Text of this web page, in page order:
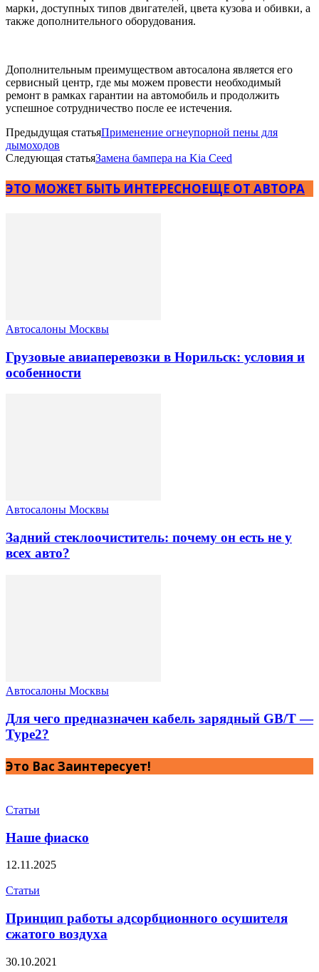
марки, доступных типов двигателей, цвета кузова и обивки, а
также дополнительного оборудования.
Дополнительным преимуществом автосалона является его
сервисный центр, где мы можем провести необходимый
ремонт в рамках гарантии на автомобиль и продолжить
успешное сотрудничество после ее истечения.
Предыдущая статьяПрименение огнеупорной пены для
дымоходов
Следующая статьяЗамена бампера на Kia Ceed
ЭТО МОЖЕТ БЫТЬ ИНТЕРЕСНОЕЩЕ ОТ АВТОРА
Автосалоны Москвы
Грузовые авиаперевозки в Норильск: условия и
особенности
Автосалоны Москвы
Задний стеклоочиститель: почему он есть не у
всех авто?
Автосалоны Москвы
Для чего предназначен кабель зарядный GB/T —
Type2?
Это Вас Заинтересует!
Статьи
Наше фиаско
12.11.2025
Статьи
Принцип работы адсорбционного осушителя
сжатого воздуха
30.10.2021